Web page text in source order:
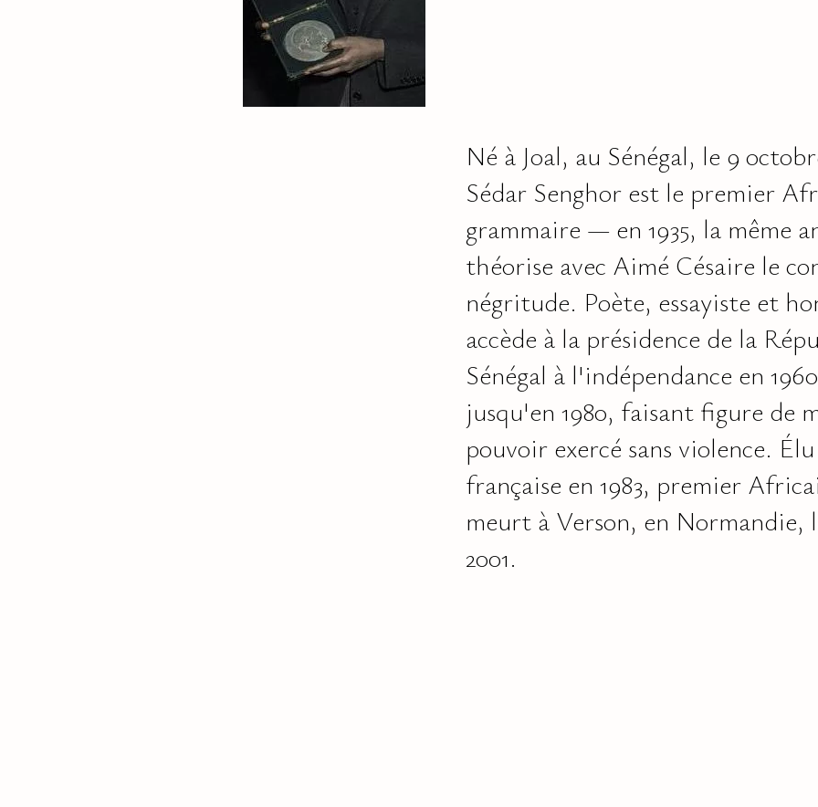
Né à Joal, au Sénégal, le 9
Sédar Senghor est le premier
grammaire — en 1935, la même
théorise avec Aimé Césaire le
négritude. Poète, essayiste et
accède à la présidence de la
Sénégal à l'indépendance en
jusqu'en 1980, faisant figure de
pouvoir exercé sans violence.
française en 1983, premier
meurt à Verson, en Normandie,
2001.